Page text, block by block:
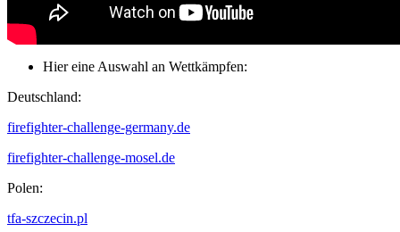
Hier eine Auswahl an Wettkämpfen:
Deutschland:
firefighter-challenge-germany.de
firefighter-challenge-mosel.de
Polen:
tfa-szczecin.pl